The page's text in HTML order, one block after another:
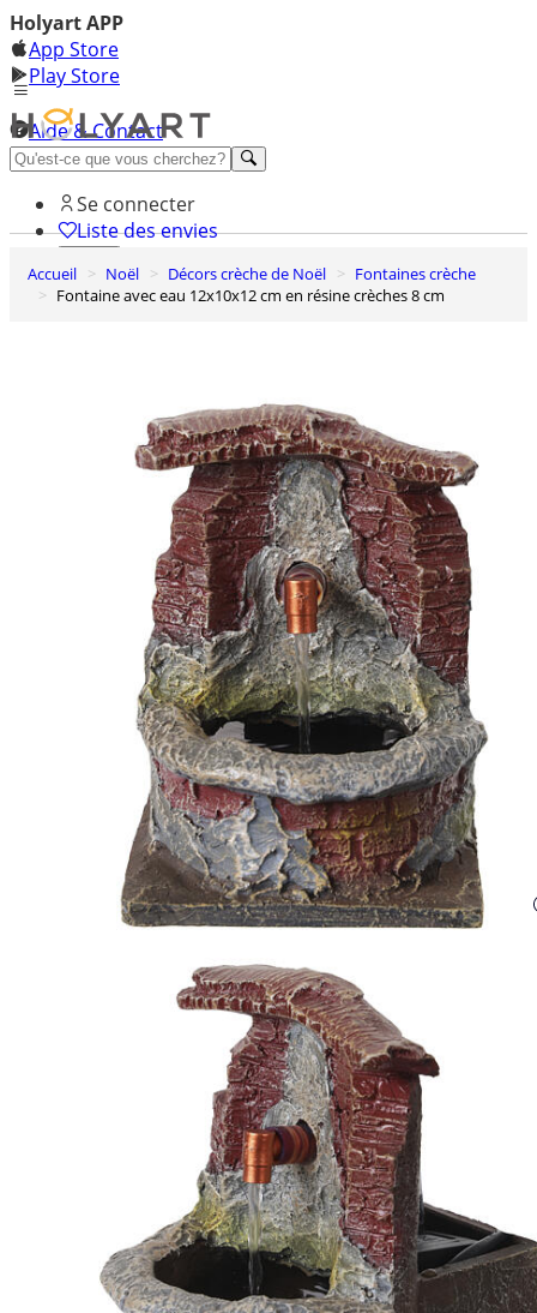
Holyart APP
App Store
Play Store
Aide & Contact
Découvrez Premium
Se connecter
Liste des envies
0
Panier
Accueil Noël Décors crèche de Noël
Fontaines crèche
Fontaine avec eau 12x10x12 cm en résine crèches 8 cm